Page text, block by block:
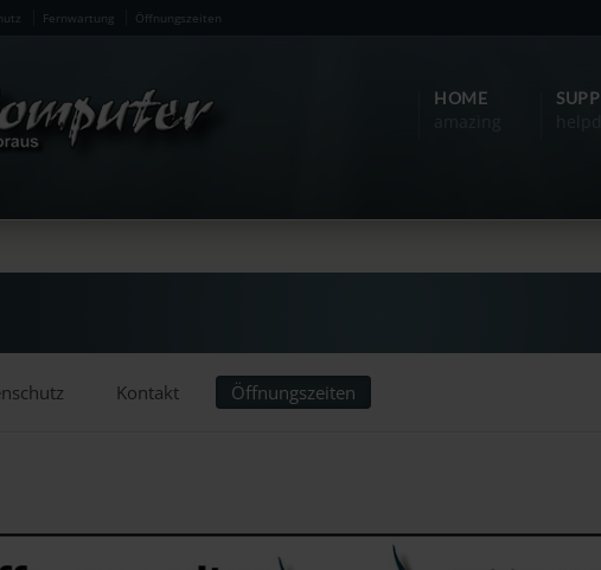
Fernwartung Öffnungszeiten
HOME
Kontakt Öffnungszeiten